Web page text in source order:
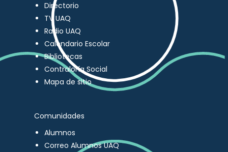
Directorio
TV UAQ
Radio UAQ
Calendario Escolar
Bibliotecas
Contraloría Social
Mapa de sitio
Comunidades
Alumnos
Correo Alumnos UAQ